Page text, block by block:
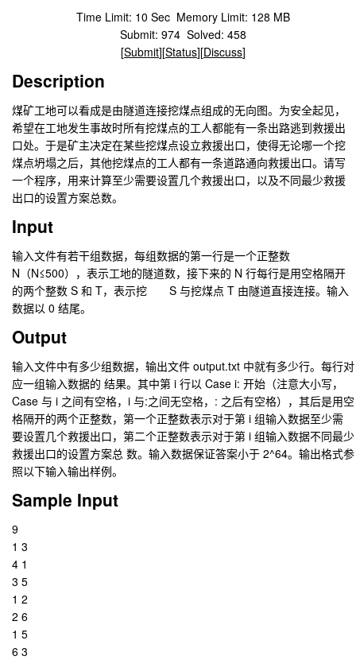
Time Limit: 10 Sec Memory Limit: 128 MB
Submit: 974 Solved: 458
[Submit][Status][Discuss]
Description
煤矿工地可以看成是由隧道连接挖煤点组成的无向图。为安全起见，
希望在工地发生事故时所有挖煤点的工人都能有一条出路逃到救援出
口处。于是矿主决定在某些挖煤点设立救援出口，使得无论哪一个挖
煤点坍塌之后，其他挖煤点的工人都有一条道路通向救援出口。请写
一个程序，用来计算至少需要设置几个救援出口，以及不同最少救援
出口的设置方案总数。
Input
输入文件有若干组数据，每组数据的第一行是一个正整数
N（N≤500），表示工地的隧道数，接下来的 N 行每行是用空格隔开
的两个整数 S 和 T，表示挖 S 与挖煤点 T 由隧道直接连接。输入
数据以 0 结尾。
Output
输入文件中有多少组数据，输出文件 output.txt 中就有多少行。每行对
应一组输入数据的 结果。其中第 i 行以 Case i: 开始（注意大小写，
Case 与 i 之间有空格，i 与:之间无空格，: 之后有空格），其后是用空
格隔开的两个正整数，第一个正整数表示对于第 i 组输入数据至少需
要设置几个救援出口，第二个正整数表示对于第 i 组输入数据不同最少
救援出口的设置方案总 数。输入数据保证答案小于 2^64。输出格式参
照以下输入输出样例。
Sample Input
9
1 3
4 1
3 5
1 2
2 6
1 5
6 3